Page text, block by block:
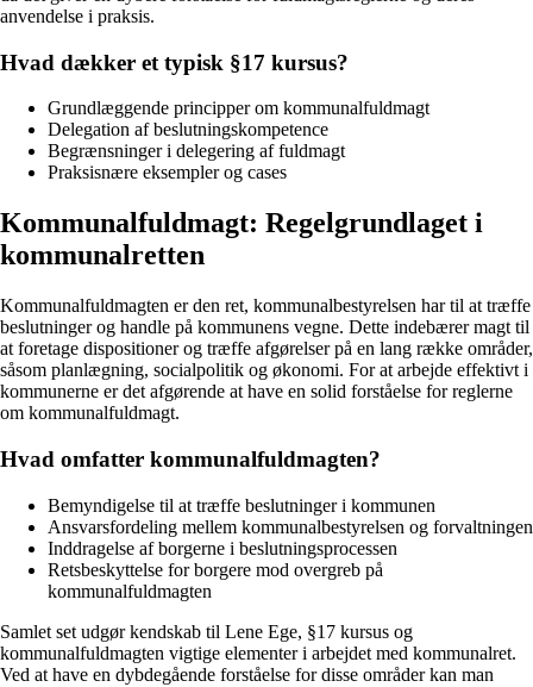
anvendelse i praksis.
Hvad dækker et typisk §17 kursus?
Grundlæggende principper om kommunalfuldmagt
Delegation af beslutningskompetence
Begrænsninger i delegering af fuldmagt
Praksisnære eksempler og cases
Kommunalfuldmagt: Regelgrundlaget i
kommunalretten
Kommunalfuldmagten er den ret, kommunalbestyrelsen har til at træffe
beslutninger og handle på kommunens vegne. Dette indebærer magt til
at foretage dispositioner og træffe afgørelser på en lang række områder,
såsom planlægning, socialpolitik og økonomi. For at arbejde effektivt i
kommunerne er det afgørende at have en solid forståelse for reglerne
om kommunalfuldmagt.
Hvad omfatter kommunalfuldmagten?
Bemyndigelse til at træffe beslutninger i kommunen
Ansvarsfordeling mellem kommunalbestyrelsen og forvaltningen
Inddragelse af borgerne i beslutningsprocessen
Retsbeskyttelse for borgere mod overgreb på
kommunalfuldmagten
Samlet set udgør kendskab til Lene Ege, §17 kursus og
kommunalfuldmagten vigtige elementer i arbejdet med kommunalret.
Ved at have en dybdegående forståelse for disse områder kan man